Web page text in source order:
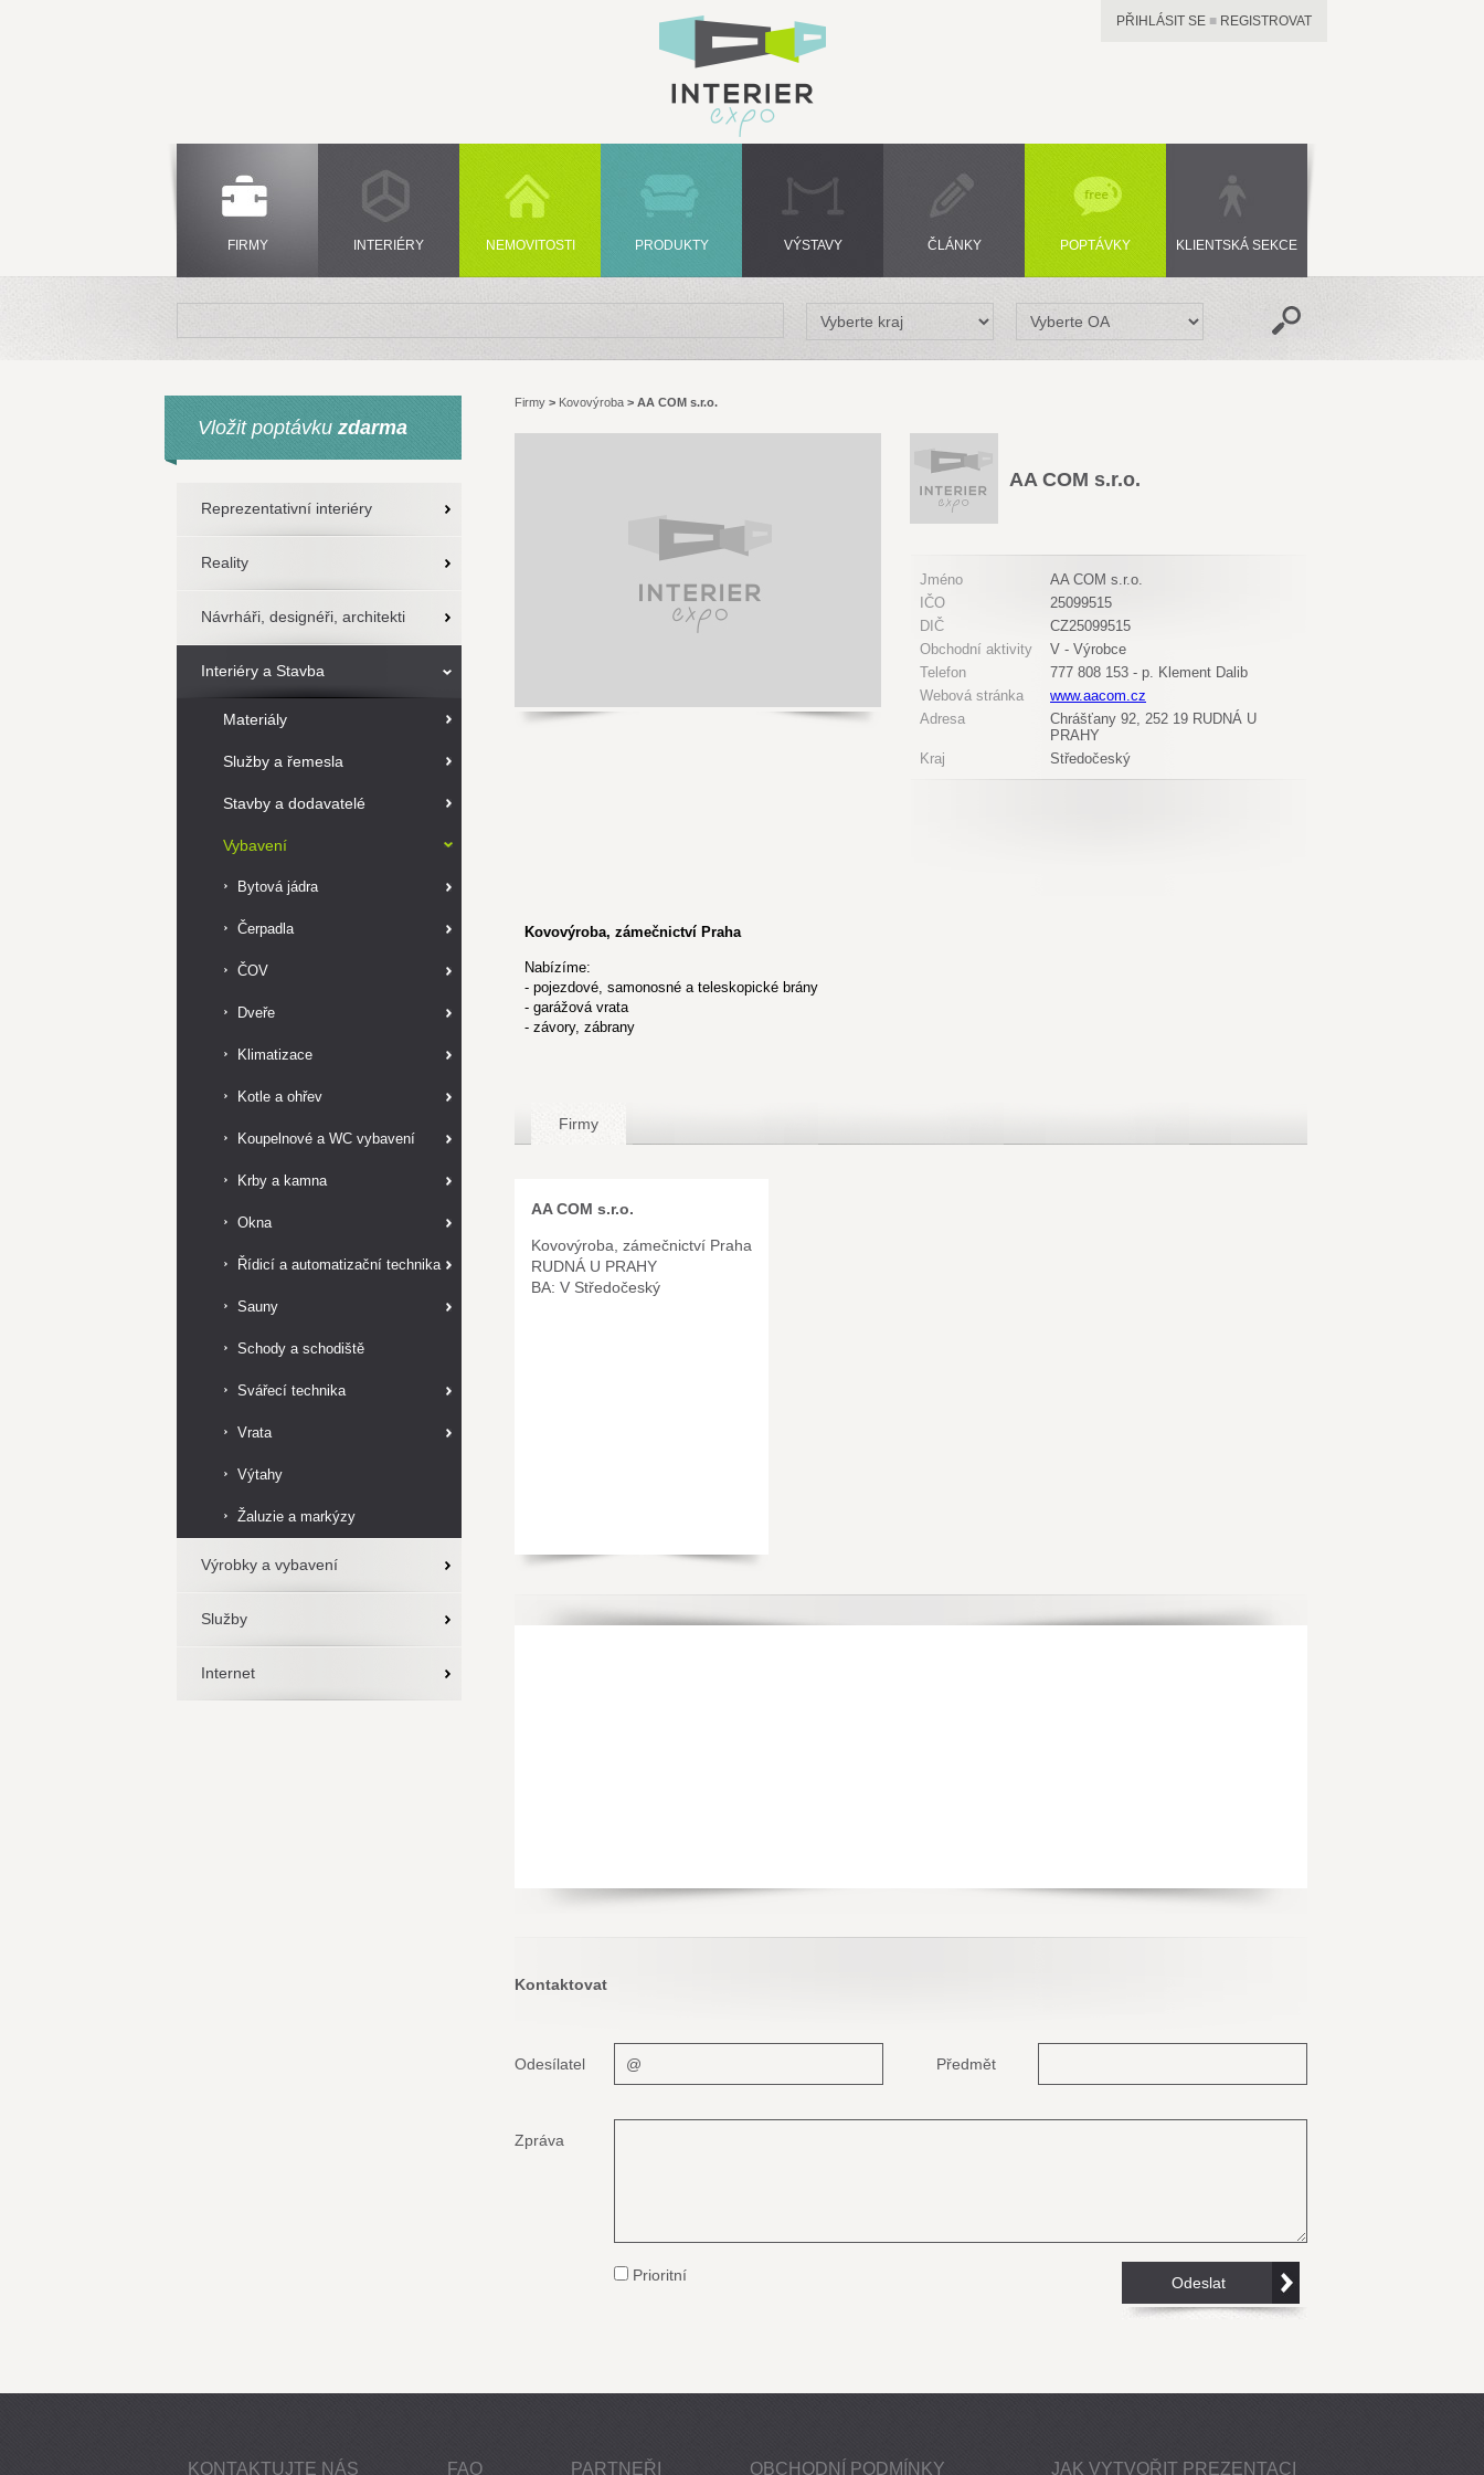
PŘIHLÁSIT SE ■ REGISTROVAT
FIRMY INTERIÉRY NEMOVITOSTI PRODUKTY VÝSTAVY ČLÁNKY POPTÁVKY KLIENTSKÁ SEKCE
Vložit poptávku zdarma
Reprezentativní interiéry
Reality
Návrháři, designéři, architekti
Interiéry a Stavba
Materiály
Služby a řemesla
Stavby a dodavatelé
Vybavení
Bytová jádra
Čerpadla
ČOV
Dveře
Klimatizace
Kotle a ohřev
Koupelnové a WC vybavení
Krby a kamna
Okna
Řídicí a automatizační technika
Sauny
Schody a schodiště
Svářecí technika
Vrata
Výtahy
Žaluzie a markýzy
Výrobky a vybavení
Služby
Internet
Firmy > Kovovýroba > AA COM s.r.o.
AA COM s.r.o.
Jméno
AA COM s.r.o.
IČO
25099515
DIČ
CZ25099515
Obchodní aktivity
V - Výrobce
Telefon
777 808 153 - p. Klement Dalib
Webová stránka
www.aacom.cz
Adresa
Chrášťany 92, 252 19 RUDNÁ U
PRAHY
Kraj
Středočeský
Kovovýroba, zámečnictví Praha
Nabízíme:
- pojezdové, samonosné a teleskopické brány
- garážová vrata
- závory, zábrany
Firmy
AA COM s.r.o.
Kovovýroba, zámečnictví Praha
RUDNÁ U PRAHY
BA: V Středočeský
Kontaktovat
Odesílatel Předmět
Zpráva
Prioritní
KONTAKTUJTE NÁS FAQ PARTNEŘI OBCHODNÍ PODMÍNKY JAK VYTVOŘIT PREZENTACI